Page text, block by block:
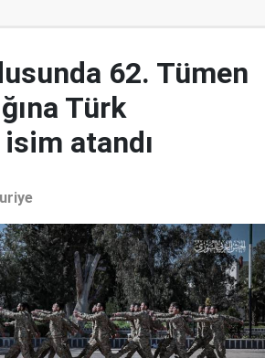
62. Tümen
Türk
atandı